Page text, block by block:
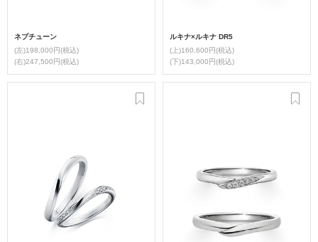
ネプチューン
(左)198,000円(税込)
(右)247,500円(税込)
ルキナ×ルキナ DR5
(上)160,600円(税込)
(下)143,000円(税込)